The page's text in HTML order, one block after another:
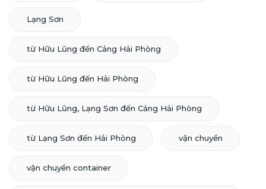
Lạng Sơn
từ Hữu Lũng đến Cảng Hải Phòng
từ Hữu Lũng đến Hải Phòng
từ Hữu Lũng, Lạng Sơn đến Cảng Hải Phòng
từ Lạng Sơn đến Hải Phòng vận chuyển
vận chuyển container